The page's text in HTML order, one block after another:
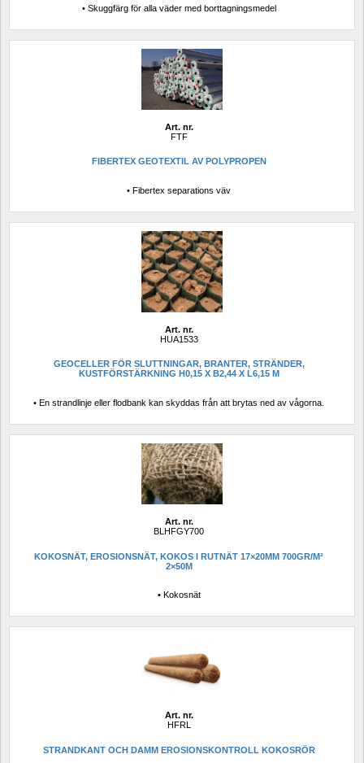
• Skuggfärg för alla väder med borttagningsmedel
Art. nr.
FTF
FIBERTEX GEOTEXTIL AV POLYPROPEN
• Fibertex separations väv
Art. nr.
HUA1533
GEOCELLER FÖR SLUTTNINGAR, BRANTER, STRÄNDER,
KUSTFÖRSTÄRKNING H0,15 X B2,44 X L6,15 M
• En strandlinje eller flodbank kan skyddas från att brytas ned av vågorna.
Art. nr.
BLHFGY700
KOKOSNÄT, EROSIONSNÄT, KOKOS I RUTNÄT 17×20MM 700GR/M²
2×50M
• Kokosnät
Art. nr.
HFRL
STRANDKANT OCH DAMM EROSIONSKONTROLL KOKOSRÖR